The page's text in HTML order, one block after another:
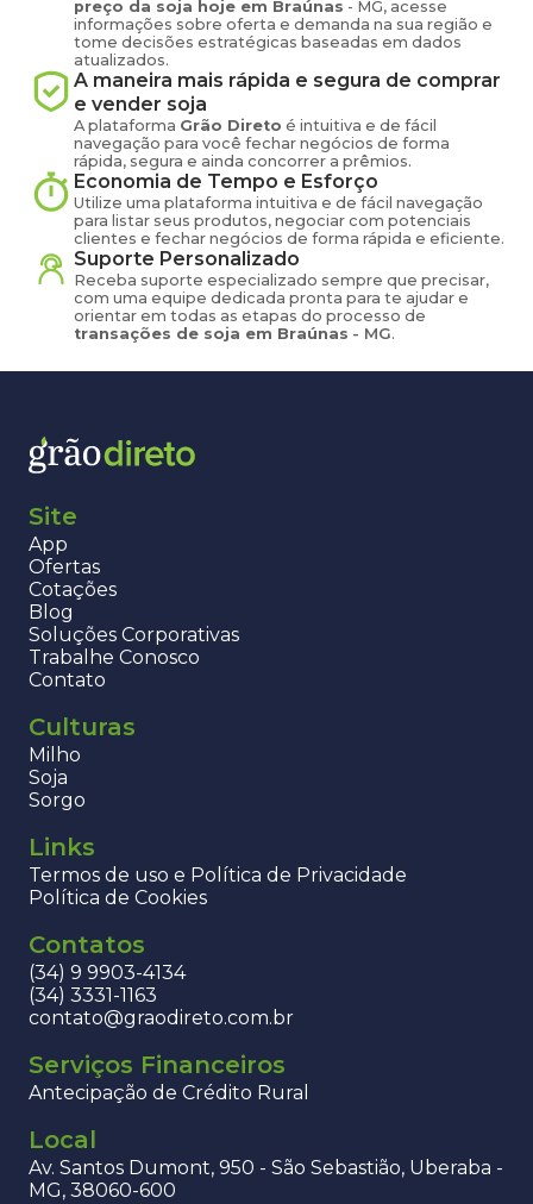
preço da soja hoje em Braúnas - MG, acesse
informações sobre oferta e demanda na sua região e
tome decisões estratégicas baseadas em dados
atualizados.
A maneira mais rápida e segura de comprar
e vender soja
A plataforma Grão Direto é intuitiva e de fácil
navegação para você fechar negócios de forma
rápida, segura e ainda concorrer a prêmios.
Economia de Tempo e Esforço
Utilize uma plataforma intuitiva e de fácil navegação
para listar seus produtos, negociar com potenciais
clientes e fechar negócios de forma rápida e eficiente.
Suporte Personalizado
Receba suporte especializado sempre que precisar,
com uma equipe dedicada pronta para te ajudar e
orientar em todas as etapas do processo de
transações de soja em Braúnas - MG.
Site
App
Ofertas
Cotações
Blog
Soluções Corporativas
Trabalhe Conosco
Contato
Culturas
Milho
Soja
Sorgo
Links
Termos de uso e Política de Privacidade
Política de Cookies
Contatos
(34) 9 9903-4134
(34) 3331-1163
contato@graodireto.com.br
Serviços Financeiros
Antecipação de Crédito Rural
Local
Av. Santos Dumont, 950 - São Sebastião, Uberaba -
MG, 38060-600